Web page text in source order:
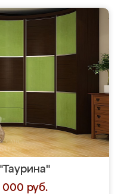
000 руб.